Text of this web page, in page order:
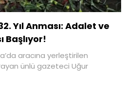
Yıl Anması: Adalet ve
Başlıyor!
aracına yerleştirilen
ünlü gazeteci Uğur